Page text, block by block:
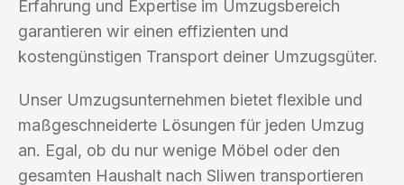
Erfahrung und Expertise im Umzugsbereich
garantieren wir einen effizienten und
kostengünstigen Transport deiner Umzugsgüter.
Unser Umzugsunternehmen bietet flexible und
maßgeschneiderte Lösungen für jeden Umzug
an. Egal, ob du nur wenige Möbel oder den
gesamten Haushalt nach Sliwen transportieren